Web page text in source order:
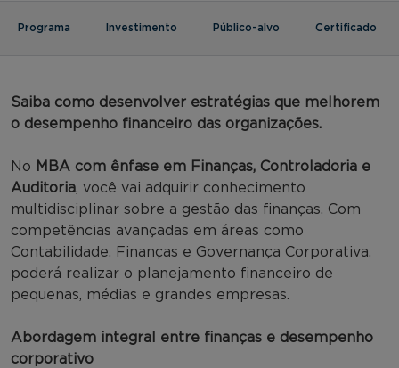
Programa Investimento Público-alvo Certificado
Saiba como desenvolver estratégias que melhorem
o desempenho financeiro das organizações.
No MBA com ênfase em Finanças, Controladoria e
Auditoria, você vai adquirir conhecimento
multidisciplinar sobre a gestão das finanças. Com
competências avançadas em áreas como
Contabilidade, Finanças e Governança Corporativa,
poderá realizar o planejamento financeiro de
pequenas, médias e grandes empresas.
Abordagem integral entre finanças e desempenho
corporativo